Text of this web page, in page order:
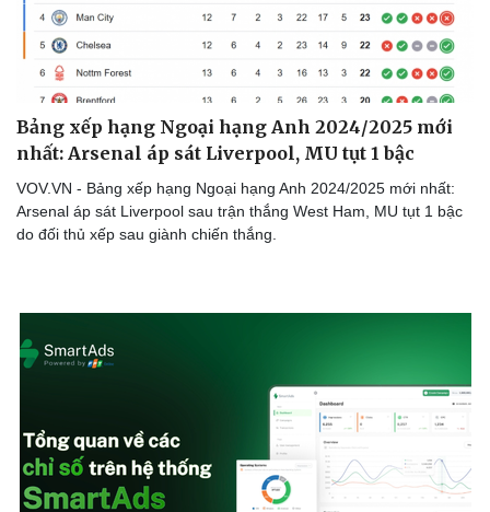
Bảng xếp hạng Ngoại hạng Anh 2024/2025 mới
nhất: Arsenal áp sát Liverpool, MU tụt 1 bậc
VOV.VN - Bảng xếp hạng Ngoại hạng Anh 2024/2025 mới nhất:
Arsenal áp sát Liverpool sau trận thắng West Ham, MU tụt 1 bậc
do đối thủ xếp sau giành chiến thắng.